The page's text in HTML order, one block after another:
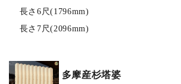
長さ6尺(1796mm)
長さ7尺(2096mm)
多摩産杉塔婆